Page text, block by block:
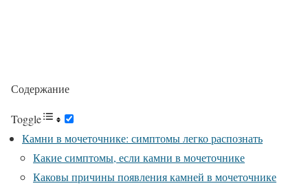
Содержание
Toggle
Камни в мочеточнике: симптомы легко распознать
Какие симптомы, если камни в мочеточнике
Каковы причины появления камней в мочеточнике